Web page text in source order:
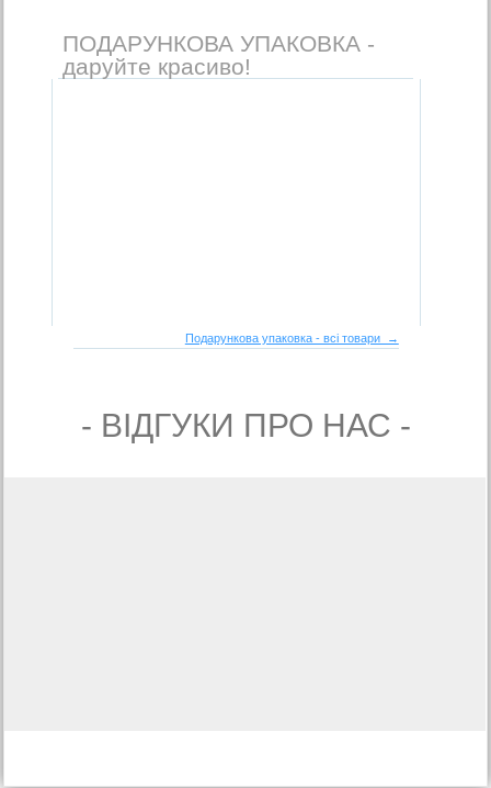
ПОДАРУНКОВА УПАКОВКА -
даруйте красиво!
Подарункова упаковка - всі товари →
- ВIДГУКИ ПРО НАС -